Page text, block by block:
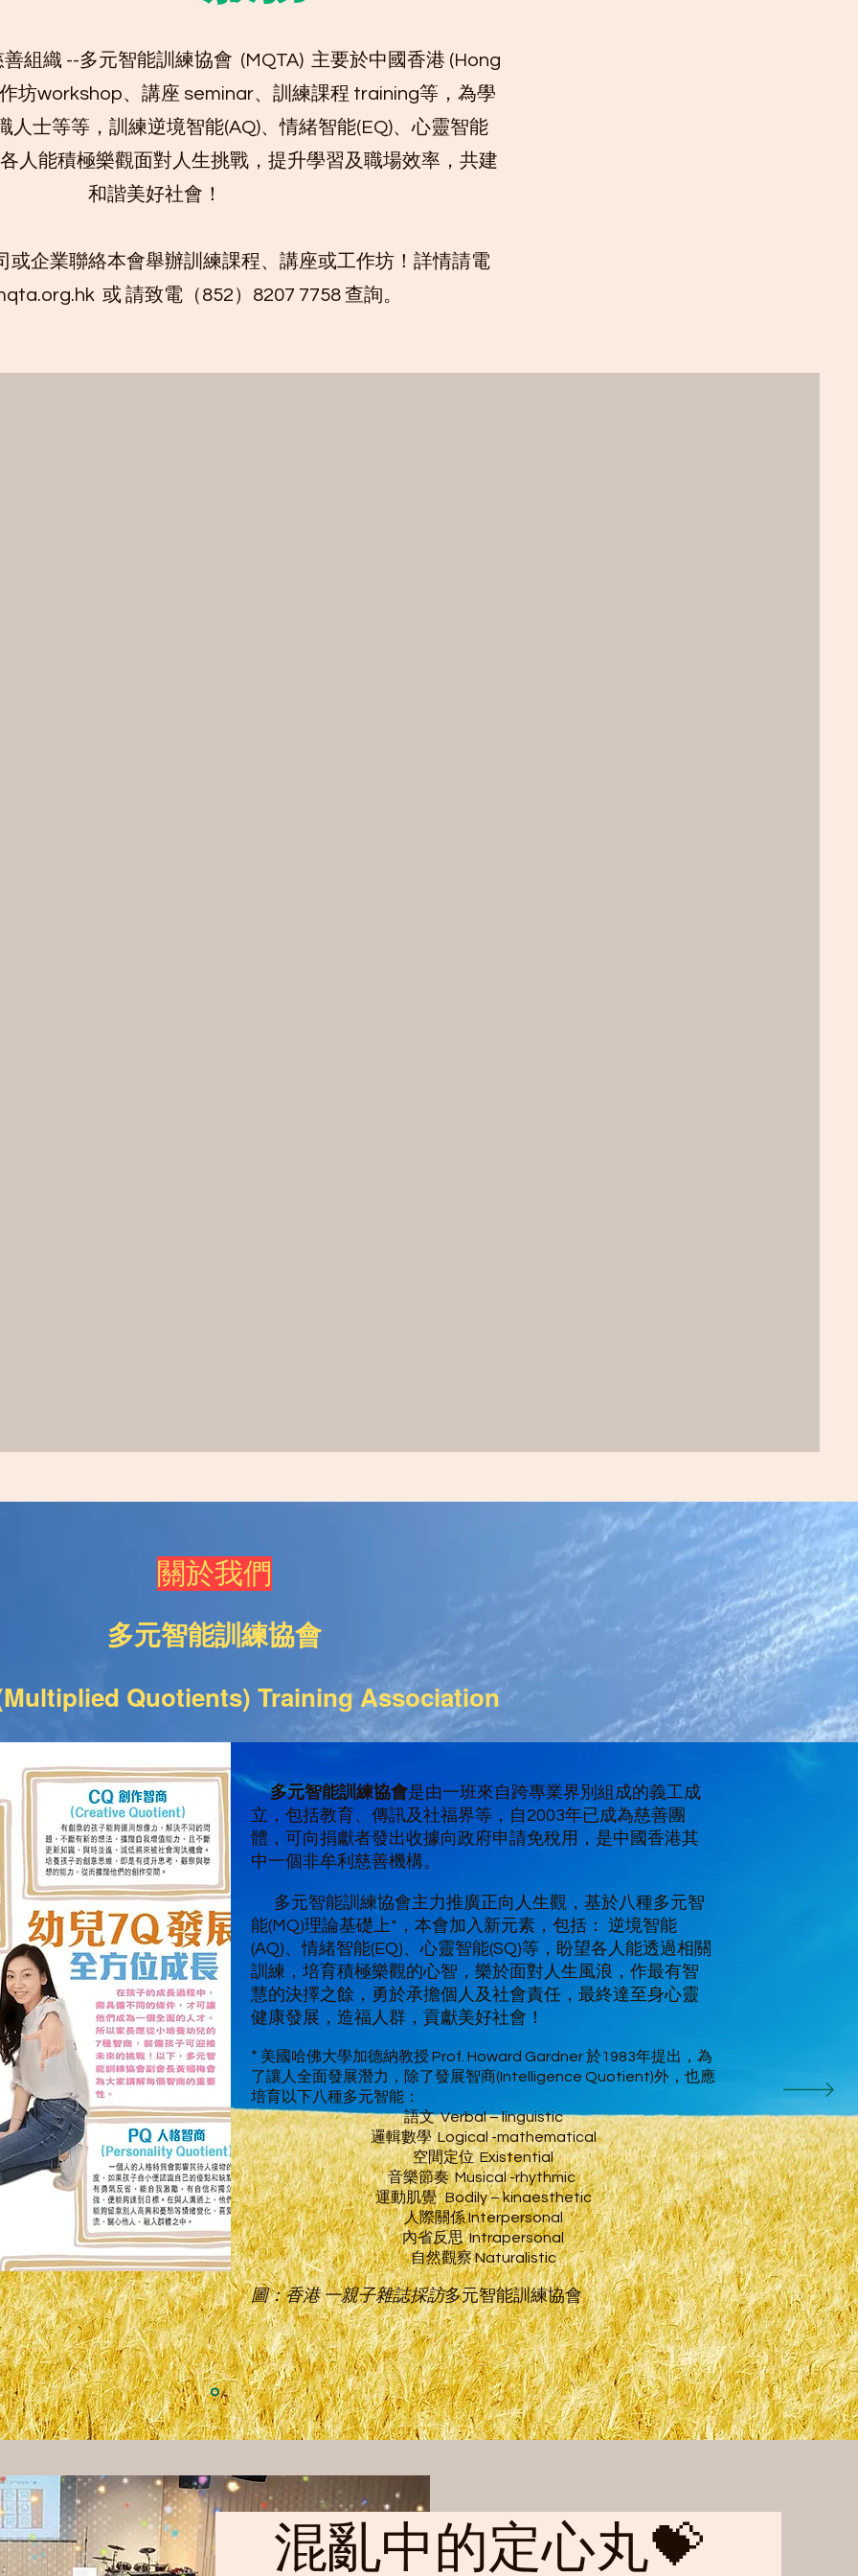
組織 --多元智能訓練協會 (MQTA) 主要於中國香港 (Hong
坊workshop、講座 seminar、訓練課程 training等，為學
人士等等，訓練逆境智能(AQ)、情緒智能(EQ)、心靈智能
人能積極樂觀面對人生挑戰，提升學習及職場效率，共建
和諧美好社會！
或企業聯絡本會舉辦訓練課程、講座或工作坊！詳情請電
或 請致電（852）8207 7758 查詢。
關​於我們
多元智能訓練協會
Quotients) Training Association
多元智能訓練協會是由一班來自跨專業界別組成的義工成
立，包括教育、傳訊及社福界等，自2003年已成為慈善團
體，可向捐獻者發出收據向政府申請免稅用，是中國香港其
中一個非牟利慈善機構。
多元智能訓練協會主力推廣正向人生觀，基於八種多元智
能(MQ)理論基礎上*，本會加入新元素，包括： 逆境智能
(AQ)、情緒智能(EQ)、心靈智能(SQ)等，盼望各人能透過相關
訓練，培育積極樂觀的心智，樂於面對人生風浪，作最有智
慧的決擇之餘，勇於承擔個人及社會責任，最終達至身心靈
健康發展，造福人群，貢獻美好社會！
* 美國哈佛大學加德納教授 Prof. Howard Gardner 於1983年提出，為
了讓人全面發展潛力，除了發展智商(Intelligence Quotient)外，也應
培育以下八種多元智能：
語文Verbal – linguistic
邏輯數學 Logical -mathematical
空間定位Existential
音樂節奏 Musical -rhythmic
運動肌覺Bodily – kinaesthetic
人際關係 Interpersonal
內省反思 Intrapersonal
自然觀察 Naturalistic
​圖：香港 一親子雜誌採訪多元智能訓練協會
混亂中的定心丸💝